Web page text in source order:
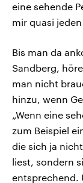
eine sehende
mir quasi
Bis man da
Sandberg,
man nicht
hinzu, wenn
„Wenn eine
zum Beispiel
die sich ja
liest, sondern
entsprechend.